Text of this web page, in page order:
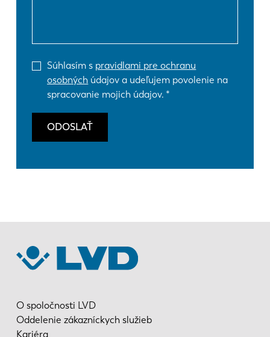
Súhlasím s pravidlami pre ochranu
osobných údajov a udeľujem povolenie na
spracovanie mojich údajov.
ODOSLAŤ
O spoločnosti LVD
Oddelenie zákazníckych služieb
Kariéra